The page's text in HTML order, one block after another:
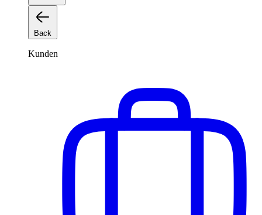
Back
Kunden